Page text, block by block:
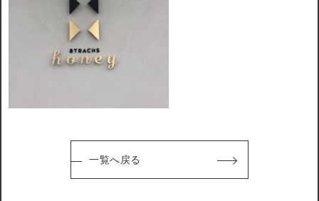
一覧へ戻る